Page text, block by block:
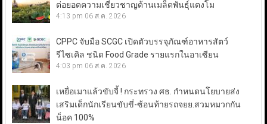
ต่อยอดความเชี่ยวชาญด้านเมล็ดพันธุ์แตงโม
4:13 pm 06 ส.ค. 2026
CPPC จับมือ SCGC เปิดตัวบรรจุภัณฑ์อาหารสัตว์
รีไซเคิล ชนิด Food Grade รายแรกในอาเซียน
4:03 pm 06 ส.ค. 2026
เหยื่อเมาแล้วขับจี้ ! กระทรวง ศธ. กำหนดนโยบายส่ง
เสริมเด็กนักเรียนขับขี่-ซ้อนท้ายรถจยย.สวมหมวกกัน
น็อค 100%